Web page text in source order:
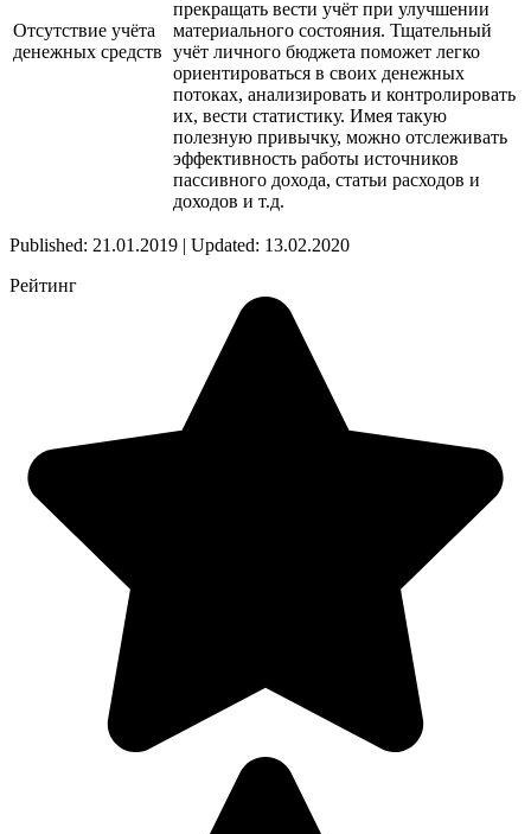
Отсутствие учёта
денежных средств
прекращать вести учёт при улучшении
материального состояния. Тщательный
учёт личного бюджета поможет легко
ориентироваться в своих денежных
потоках, анализировать и контролировать
их, вести статистику. Имея такую
полезную привычку, можно отслеживать
эффективность работы источников
пассивного дохода, статьи расходов и
доходов и т.д.
Published: 21.01.2019 | Updated: 13.02.2020
Рейтинг